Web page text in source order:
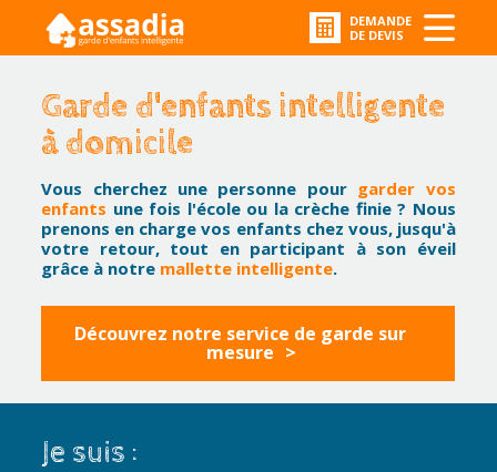
DEMANDE
DE DEVIS
Garde d'enfants intelligente
à domicile
Vous cherchez une personne pour garder vos
enfants une fois l'école ou la crèche finie ? Nous
prenons en charge vos enfants chez vous, jusqu'à
votre retour, tout en participant à son éveil
grâce à notre mallette intelligente.
Découvrez notre service de garde sur
mesure
Je suis :